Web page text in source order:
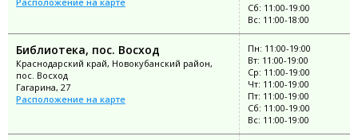
Сб: 11:00-19:00
Вс: 11:00-18:00
Библиотека, пос. Восход
Краснодарский край, Новокубанский район,
пос. Восход
Гагарина, 27
Расположение на карте
Пн: 11:00-19:00
Вт: 11:00-19:00
Ср: 11:00-19:00
Чт: 11:00-19:00
Пт: 11:00-19:00
Сб: 11:00-19:00
Вс: 11:00-19:00